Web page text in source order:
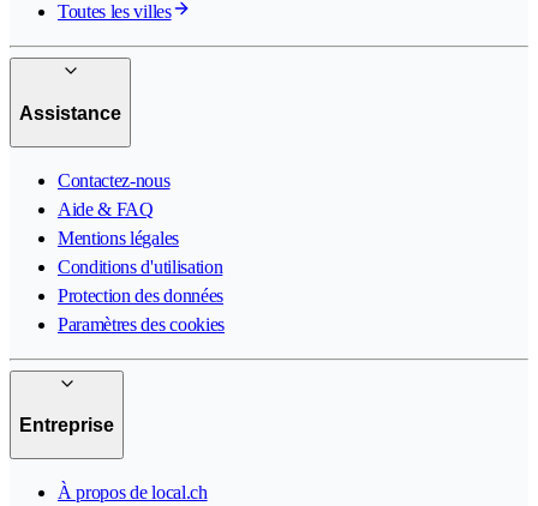
Toutes les villes
Assistance
Contactez-nous
Aide & FAQ
Mentions légales
Conditions d'utilisation
Protection des données
Paramètres des cookies
Entreprise
À propos de local.ch